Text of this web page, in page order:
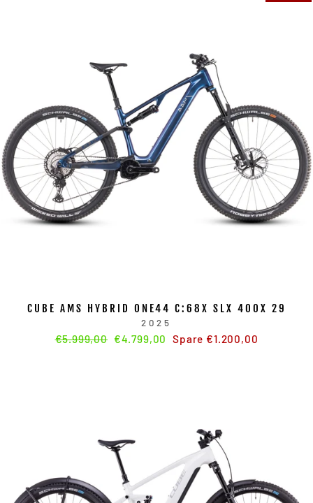
CUBE AMS HYBRID ONE44 C:68X SLX 400X 29
2025
Normaler
€5.999,00 Sonderpreis
€4.799,00 Spare €1.200,00